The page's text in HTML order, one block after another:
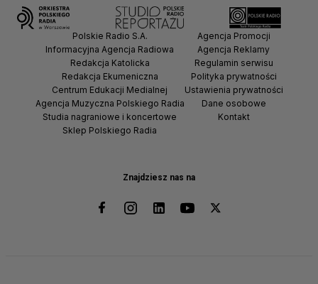
Znajdziesz nas na
Polskie Radio S.A.
Informacyjna Agencja Radiowa
Redakcja Katolicka
Redakcja Ekumeniczna
Centrum Edukacji Medialnej
Agencja Muzyczna Polskiego Radia
Studia nagraniowe i koncertowe
Sklep Polskiego Radia
Agencja Promocji
Agencja Reklamy
Regulamin serwisu
Polityka prywatności
Ustawienia prywatności
Dane osobowe
Kontakt